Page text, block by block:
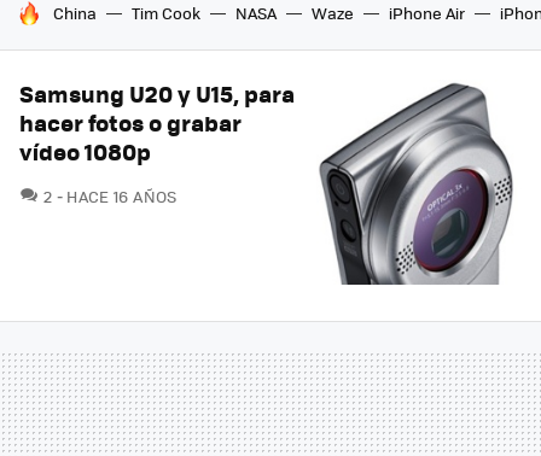
HOY SE HABLA DE
China Tim Cook NASA Waze iPhone Air
Samsung U20 y U15, para
hacer fotos o grabar
vídeo 1080p
2 COMENTARIOS
HACE 16 AÑOS